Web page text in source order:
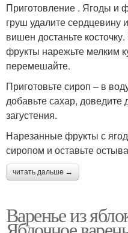
Приготовление . Ягоды и
груш удалите сердцевину
вишен достаньте
фрукты нарежьте мелким
перемешайте.
Приготовьте сироп – в
добавьте сахар, доведите
загустения.
Нарезанные фрукты с
сиропом и оставьте
читать дальше →
Варенье из